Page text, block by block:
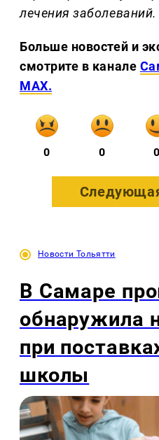
лечения заболеваний.
Больше новостей и
смотрите в канале
MAX.
0 0 0
Новости Тольятти
В Самаре
обнаружила
при
школы